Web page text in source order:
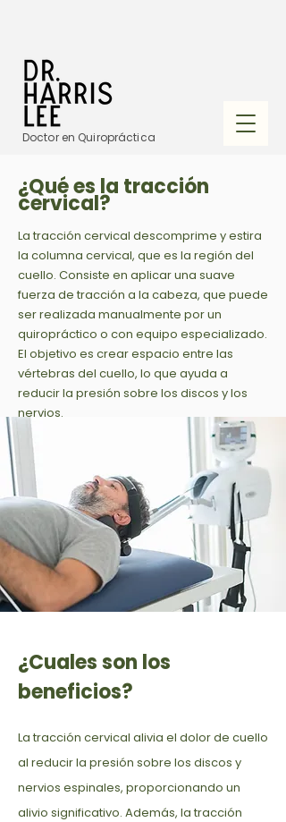
Doctor en Quiropráctica
¿Qué es la tracción
cervical?
La tracción cervical descomprime y estira
la columna cervical, que es la región del
cuello. Consiste en aplicar una suave
fuerza de tracción a la cabeza, que puede
ser realizada manualmente por un
quiropráctico o con equipo especializado.
El objetivo es crear espacio entre las
vértebras del cuello, lo que ayuda a
reducir la presión sobre los discos y los
nervios.
¿Cuales son los
beneficios?
La tracción cervical alivia el dolor de cuello
al reducir la presión sobre los discos y
nervios espinales, proporcionando un
alivio significativo. Además, la tracción